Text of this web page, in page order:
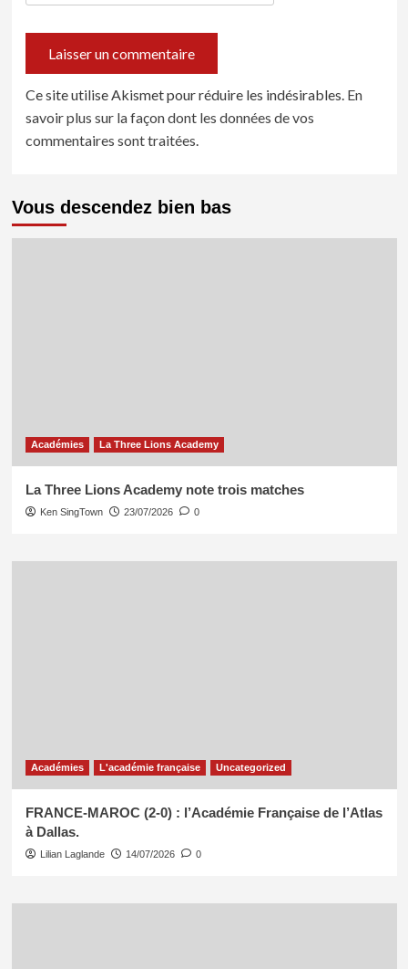
Ce site utilise Akismet pour réduire les indésirables. En
savoir plus sur la façon dont les données de vos
commentaires sont traitées.
Vous descendez bien bas
Académies La Three Lions Academy
La Three Lions Academy note trois matches
Ken SingTown 23/07/2026 0
Académies L'académie française Uncategorized
FRANCE-MAROC (2-0) : l’Académie Française de l’Atlas
à Dallas.
Lilian Laglande 14/07/2026 0